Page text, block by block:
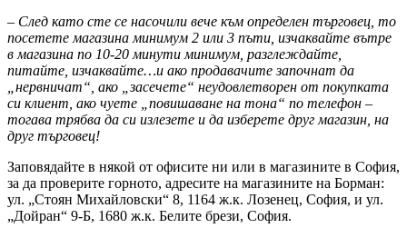
– След като сте се насочили вече към определен търговец, то
посетете магазина минимум 2 или 3 пъти, изчаквайте вътре
в магазина по 10-20 минути минимум, разглеждайте,
питайте, изчаквайте…и ако продавачите започнат да
„нервничат“, ако „засечете“ неудовлетворен от покупката
си клиент, ако чуете „повишаване на тона“ по телефон –
тогава трябва да си излезете и да изберете друг магазин, на
друг търговец!
Заповядайте в някой от офисите ни или в магазините в София,
за да проверите горното, адресите на магазините на Борман:
ул. „Стоян Михайловски“ 8, 1164 ж.к. Лозенец, София, и ул.
„Дойран“ 9-Б, 1680 ж.к. Белите брези, София.